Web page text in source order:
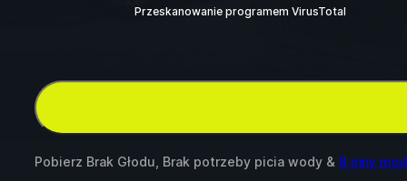
Przeskanowanie programem VirusTotal
Pobierz Brak Głodu, Brak potrzeby picia wody & 8 inny mod